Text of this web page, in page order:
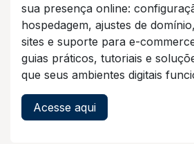
sua presença online:
hospedagem, ajustes de
sites e suporte para e-
guias práticos, tutoriais e
que seus ambientes digitais
Acesse aqui